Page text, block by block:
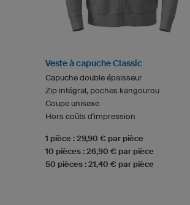
Veste à capuche Classic
Capuche double épaisseur
Zip intégral, poches kangourou
Coupe unisexe
Hors coûts d'impression
1 pièce : 29,90 € par pièce
10 pièces : 26,90 € par pièce
50 pièces : 21,40 € par pièce